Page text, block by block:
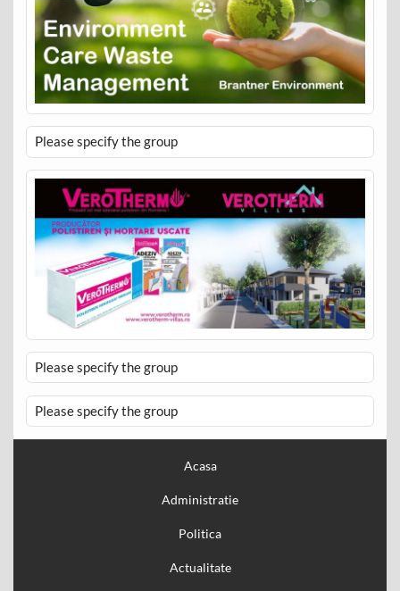
Please specify the group
Please specify the group
Please specify the group
Acasa
Administratie
Politica
Actualitate